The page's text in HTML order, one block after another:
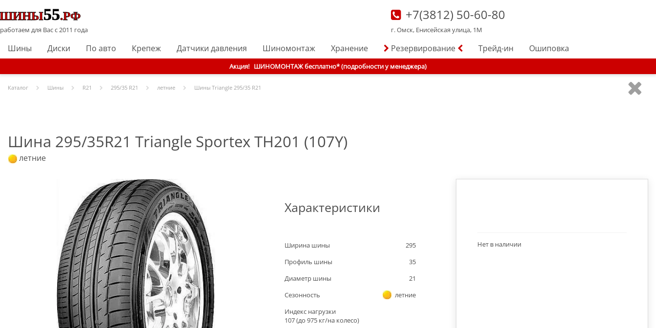
работаем для Вас с 2011 года
+7(3812) 50-60-80
г. Омск, Енисейская улица, 1М
Шины Диски По авто Крепеж Датчики давления Шиномонтаж Хранение Резервирование Трейд-ин Ошиповка
Акция! ШИНОМОНТАЖ бесплатно* (подробности у менеджера)
Каталог Шины R21 295/35 R21 летние Шины Triangle 295/35 R21
Шина 295/35R21 Triangle Sportex TH201 (107Y)
летние
Характеристики
Ширина шины
295
Профиль шины
35
Диаметр шины
21
Сезонность
летние
Индекс нагрузки
107(до975 кг/на колесо)
Нет в наличии